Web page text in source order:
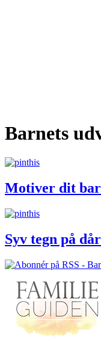
Barnets
Motiver dit
Syv tegn på